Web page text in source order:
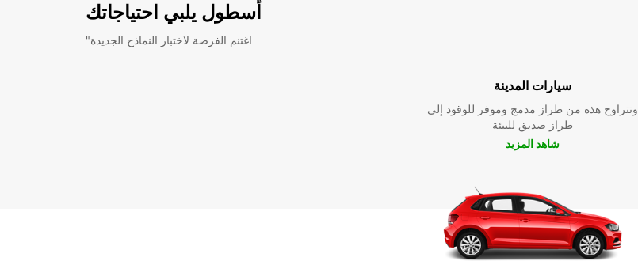
أسطول يلبي احتياجاتك
"اغتنم الفرصة لاختبار النماذج الجديدة
سيارات المدينة
وتتراوح هذه من طراز مدمج وموفر للوقود إلى
طراز صديق للبيئة
شاهد المزيد